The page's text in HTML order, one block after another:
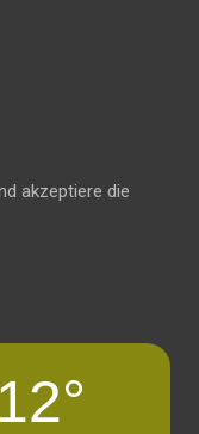
akzeptiere die
12°